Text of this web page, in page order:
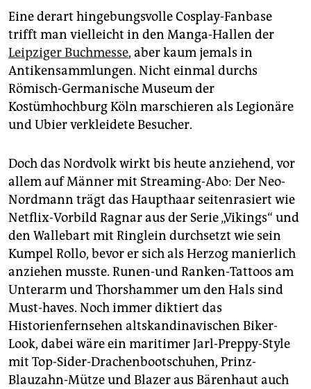
Eine derart hingebungsvolle Cosplay-Fanbase
trifft man vielleicht in den Manga-Hallen der
Leipziger Buchmesse, aber kaum jemals in
Antikensammlungen. Nicht einmal durchs
Römisch-Germanische Museum der
Kostümhochburg Köln marschieren als Legionäre
und Ubier verkleidete Besucher.
Doch das Nordvolk wirkt bis heute anziehend, vor
allem auf Männer mit Streaming-Abo: Der Neo-
Nordmann trägt das Haupthaar seitenrasiert wie
Netflix-Vorbild Ragnar aus der Serie „Vikings“ und
den Wallebart mit Ringlein durchsetzt wie sein
Kumpel Rollo, bevor er sich als Herzog manierlich
anziehen musste. Runen-und Ranken-Tattoos am
Unterarm und Thorshammer um den Hals sind
Must-haves. Noch immer diktiert das
Historienfernsehen altskandinavischen Biker-
Look, dabei wäre ein maritimer Jarl-Preppy-Style
mit Top-Sider-Drachenbootschuhen, Prinz-
Blauzahn-Mütze und Blazer aus Bärenhaut auch